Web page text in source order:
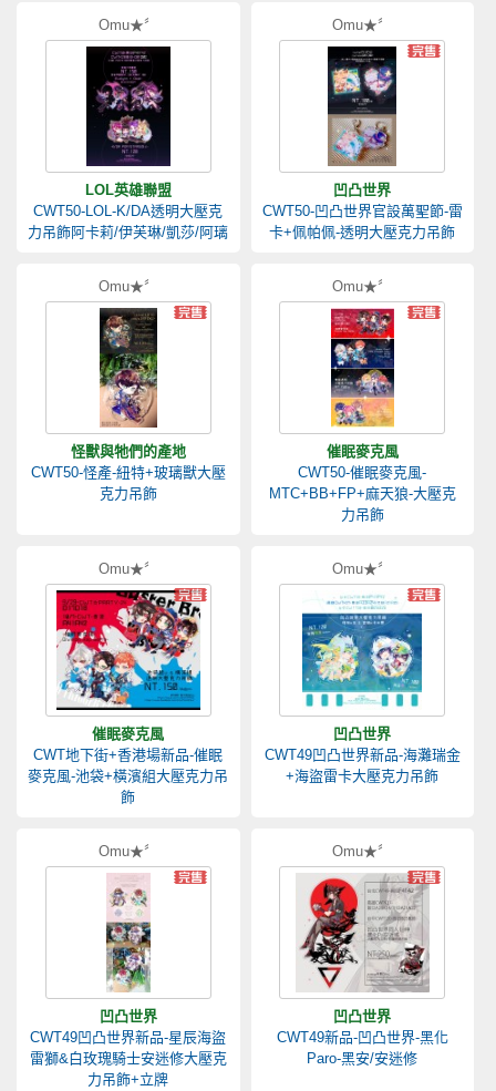
Omu★〞
LOL英雄聯盟
CWT50-LOL-K/DA透明大壓克
力吊飾阿卡莉/伊芙琳/凱莎/阿璃
Omu★〞
凹凸世界
CWT50-凹凸世界官設萬聖節-雷
卡+佩帕佩-透明大壓克力吊飾
Omu★〞
怪獸與牠們的產地
CWT50-怪產-紐特+玻璃獸大壓
克力吊飾
Omu★〞
催眠麥克風
CWT50-催眠麥克風-
MTC+BB+FP+麻天狼-大壓克
力吊飾
Omu★〞
催眠麥克風
CWT地下街+香港場新品-催眠
麥克風-池袋+橫濱組大壓克力吊
飾
Omu★〞
凹凸世界
CWT49凹凸世界新品-海灘瑞金
+海盜雷卡大壓克力吊飾
Omu★〞
凹凸世界
CWT49凹凸世界新品-星辰海盜
雷獅&白玫瑰騎士安迷修大壓克
力吊飾+立牌
Omu★〞
凹凸世界
CWT49新品-凹凸世界-黑化
Paro-黑安/安迷修